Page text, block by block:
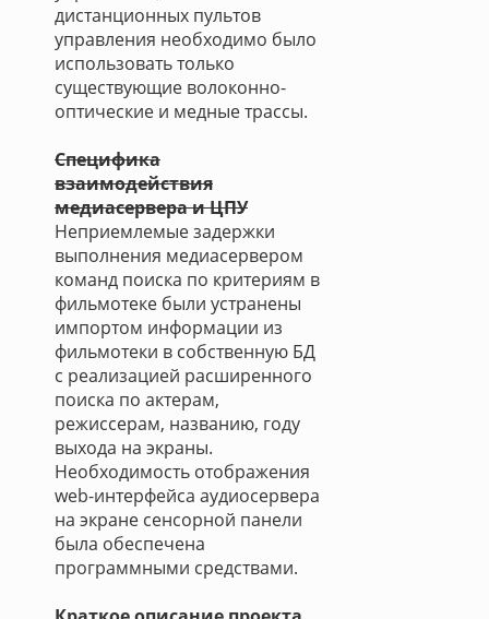
дистанционных пультов
управления необходимо было
использовать только
существующие волоконно-
оптические и медные трассы.
Специфика
взаимодействия
медиасервера и ЦПУ
Неприемлемые задержки
выполнения медиасервером
команд поиска по критериям в
фильмотеке были устранены
импортом информации из
фильмотеки в собственную БД
с реализацией расширенного
поиска по актерам,
режиссерам, названию, году
выхода на экраны.
Необходимость отображения
web-интерфейса аудиосервера
на экране сенсорной панели
была обеспечена
программными средствами.